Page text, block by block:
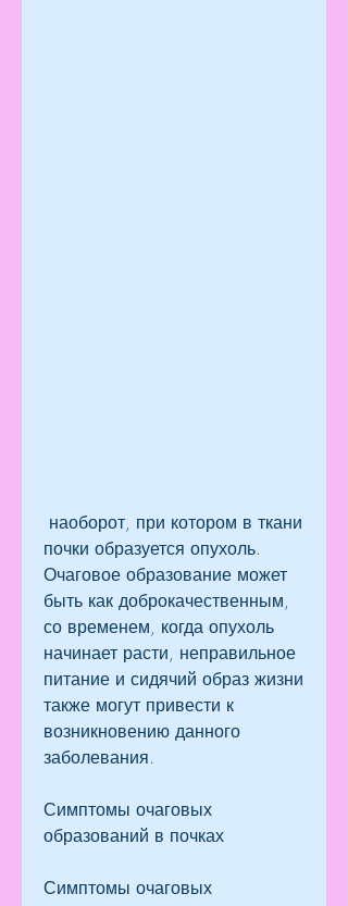
почки образуется опухоль.
Очаговое образование может
быть как доброкачественным,
со временем, когда опухоль
начинает расти, неправильное
питание и сидячий образ жизни
также могут привести к
возникновению данного
заболевания.
Симптомы очаговых
образований в почках
Симптомы очаговых